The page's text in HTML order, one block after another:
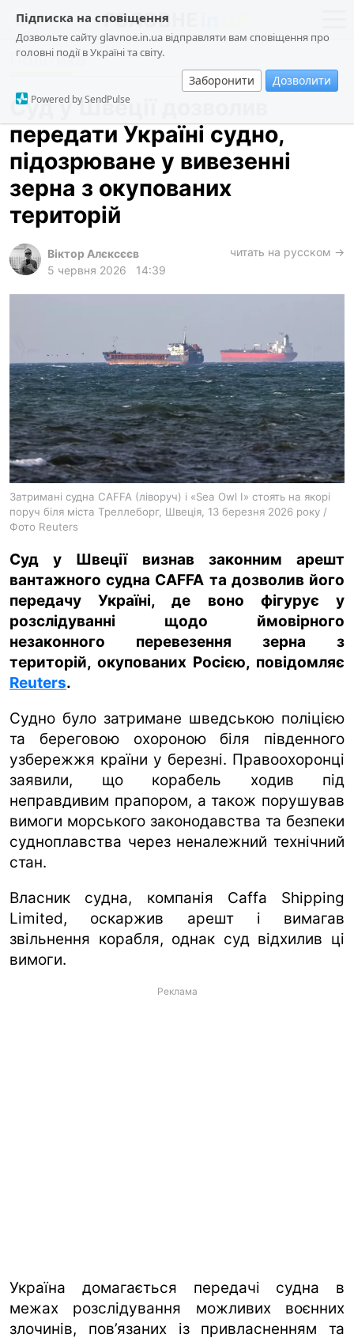
Підписка на сповіщення
Дозвольте сайту glavnoe.in.ua відправляти вам сповіщення про
головні події в Україні та світу.
Заборонити Дозволити
Powered by SendPulse
новини
про проєкт
суспільство
події
кримінал
техно
лонгріди
gambling
ua ru en
Політика
Суд у Швеції дозволив
передати Україні судно,
підозрюване у вивезенні
зерна з окупованих
територій
Віктор Алєксєєв
5 червня 2026
14:39
читать на русском →
Затримані судна CAFFA (ліворуч) і «Sea Owl I» стоять на якорі
поруч біля міста Треллеборг, Швеція, 13 березня 2026 року /
Фото Reuters
Суд у Швеції визнав законним арешт
вантажного судна CAFFA та дозволив його
передачу Україні, де воно фігурує у
розслідуванні щодо ймовірного
незаконного перевезення зерна з
територій, окупованих Росією, повідомляє
Reuters.
Судно було затримане шведською поліцією
та береговою охороною біля південного
узбережжя країни у березні. Правоохоронці
заявили, що корабель ходив під
неправдивим прапором, а також порушував
вимоги морського законодавства та безпеки
судноплавства через неналежний технічний
стан.
Власник судна, компанія Caffa Shipping
Limited, оскаржив арешт і вимагав
звільнення корабля, однак суд відхилив ці
вимоги.
Реклама
Україна домагається передачі судна в
межах розслідування можливих воєнних
злочинів, пов’язаних із привласненням та